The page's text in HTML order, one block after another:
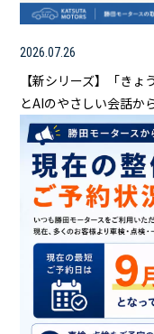
2026.07.26
【新シリーズ】「き
とAIのやさしい会話か